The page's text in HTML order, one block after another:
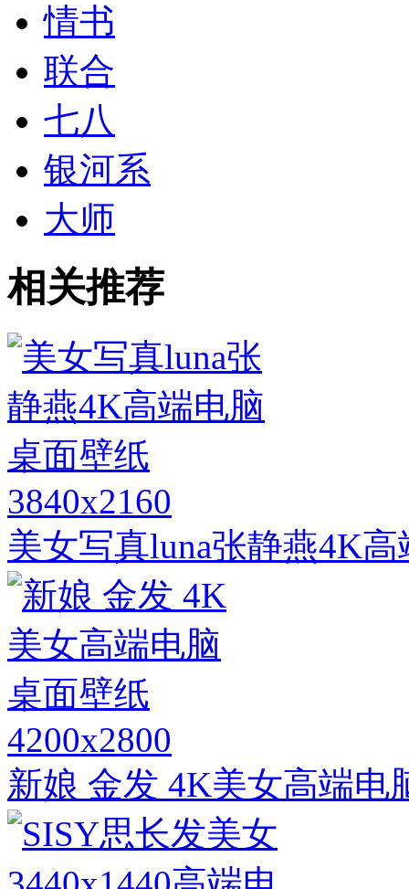
情书
联合
七八
银河系
大师
相关推荐
3840x2160
美女写真luna张静燕4K
4200x2800
新娘 金发 4K美女高端电